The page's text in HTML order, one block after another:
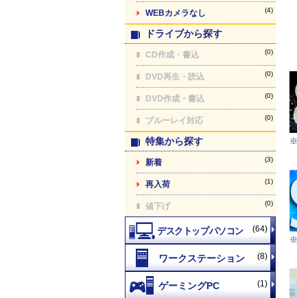
WEBカメラなし (4)
ドライブから探す
CD作成・書込 (0)
DVD再生・読込 (0)
DVD作成・書込 (0)
ブルーレイ対応 (0)
特集から探す
新着 (3)
再入荷 (1)
値下げ (0)
(64)
(8)
(1)
※
※